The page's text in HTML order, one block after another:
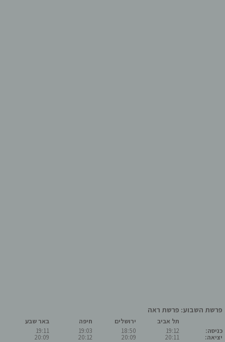
פרשת השבוע: פרשת ראה
כניסה:
יציאה:
תל אביב
19:12
20:11
ירושלים
18:50
20:09
חיפה
19:03
20:12
באר שבע
19:11
20:09